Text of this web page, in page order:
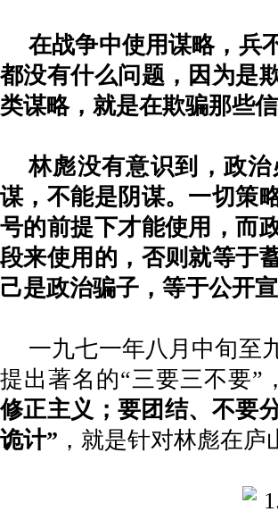
在战争中使用谋略，兵
都没有什么问题，因为是
类谋略，就是在欺骗那些信
林彪没有意识到，政
谋，不能是阴谋。一切策
号的前提下才能使用，而
段来使用的，否则就等于
己是政治骗子，等于公开
一九七一年八月中旬至
提出著名的“三要三不要”
修正主义；要团结、不要
诡计” ，就是针对林彪在